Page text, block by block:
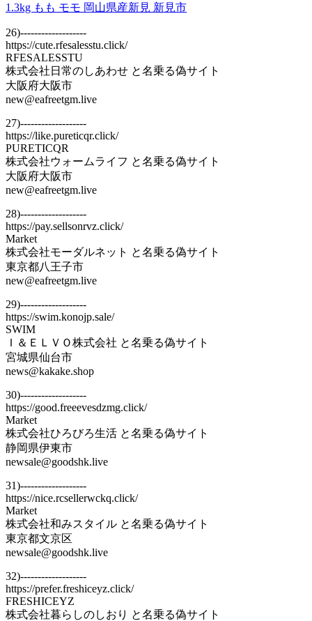
1.3kg もも モモ 岡山県産新見 新見市
26)-------------------
https://cute.rfesalesstu.click/
RFESALESSTU
株式会社日常のしあわせ と名乗る偽サイト
大阪府大阪市
new@eafreetgm.live
27)-------------------
https://like.pureticqr.click/
PURETICQR
株式会社ウォームライフ と名乗る偽サイト
大阪府大阪市
new@eafreetgm.live
28)-------------------
https://pay.sellsonrvz.click/
Market
株式会社モーダルネット と名乗る偽サイト
東京都八王子市
new@eafreetgm.live
29)-------------------
https://swim.konojp.sale/
SWIM
Ｉ＆ＥＬＶＯ株式会社 と名乗る偽サイト
宮城県仙台市
news@kakake.shop
30)-------------------
https://good.freeevesdzmg.click/
Market
株式会社ひろびろ生活 と名乗る偽サイト
静岡県伊東市
newsale@goodshk.live
31)-------------------
https://nice.rcsellerwckq.click/
Market
株式会社和みスタイル と名乗る偽サイト
東京都文京区
newsale@goodshk.live
32)-------------------
https://prefer.freshiceyz.click/
FRESHICEYZ
株式会社暮らしのしおり と名乗る偽サイト